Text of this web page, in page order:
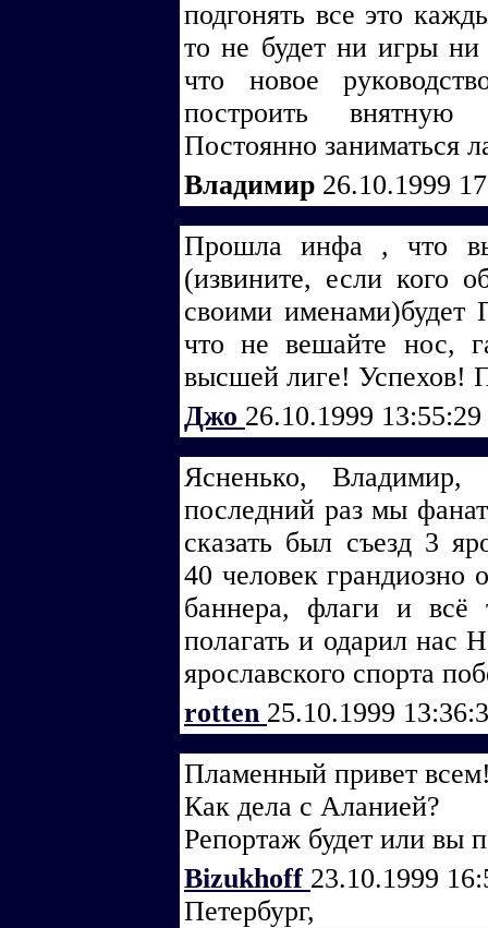
подгонять все это
то не будет ни игры ни
что новое
построить внятную
Постоянно заниматься
Владимир 26.10.1999
Прошла инфа , что
(извините, если кого
своими
что не вешайте нос,
высшей лиге! Успехов!
Джо 26.10.1999 13:55:29
Ясненько,
последний раз мы
сказать был съезд 3
40 человек грандиозно
баннера, флаги и всё
полагать и одарил нас
ярославского спорта
rotten 25.10.1999
Пламенный привет
Как дела с Аланией?
Репортаж будет или вы
Bizukhoff 23.10.1999
Петербург,